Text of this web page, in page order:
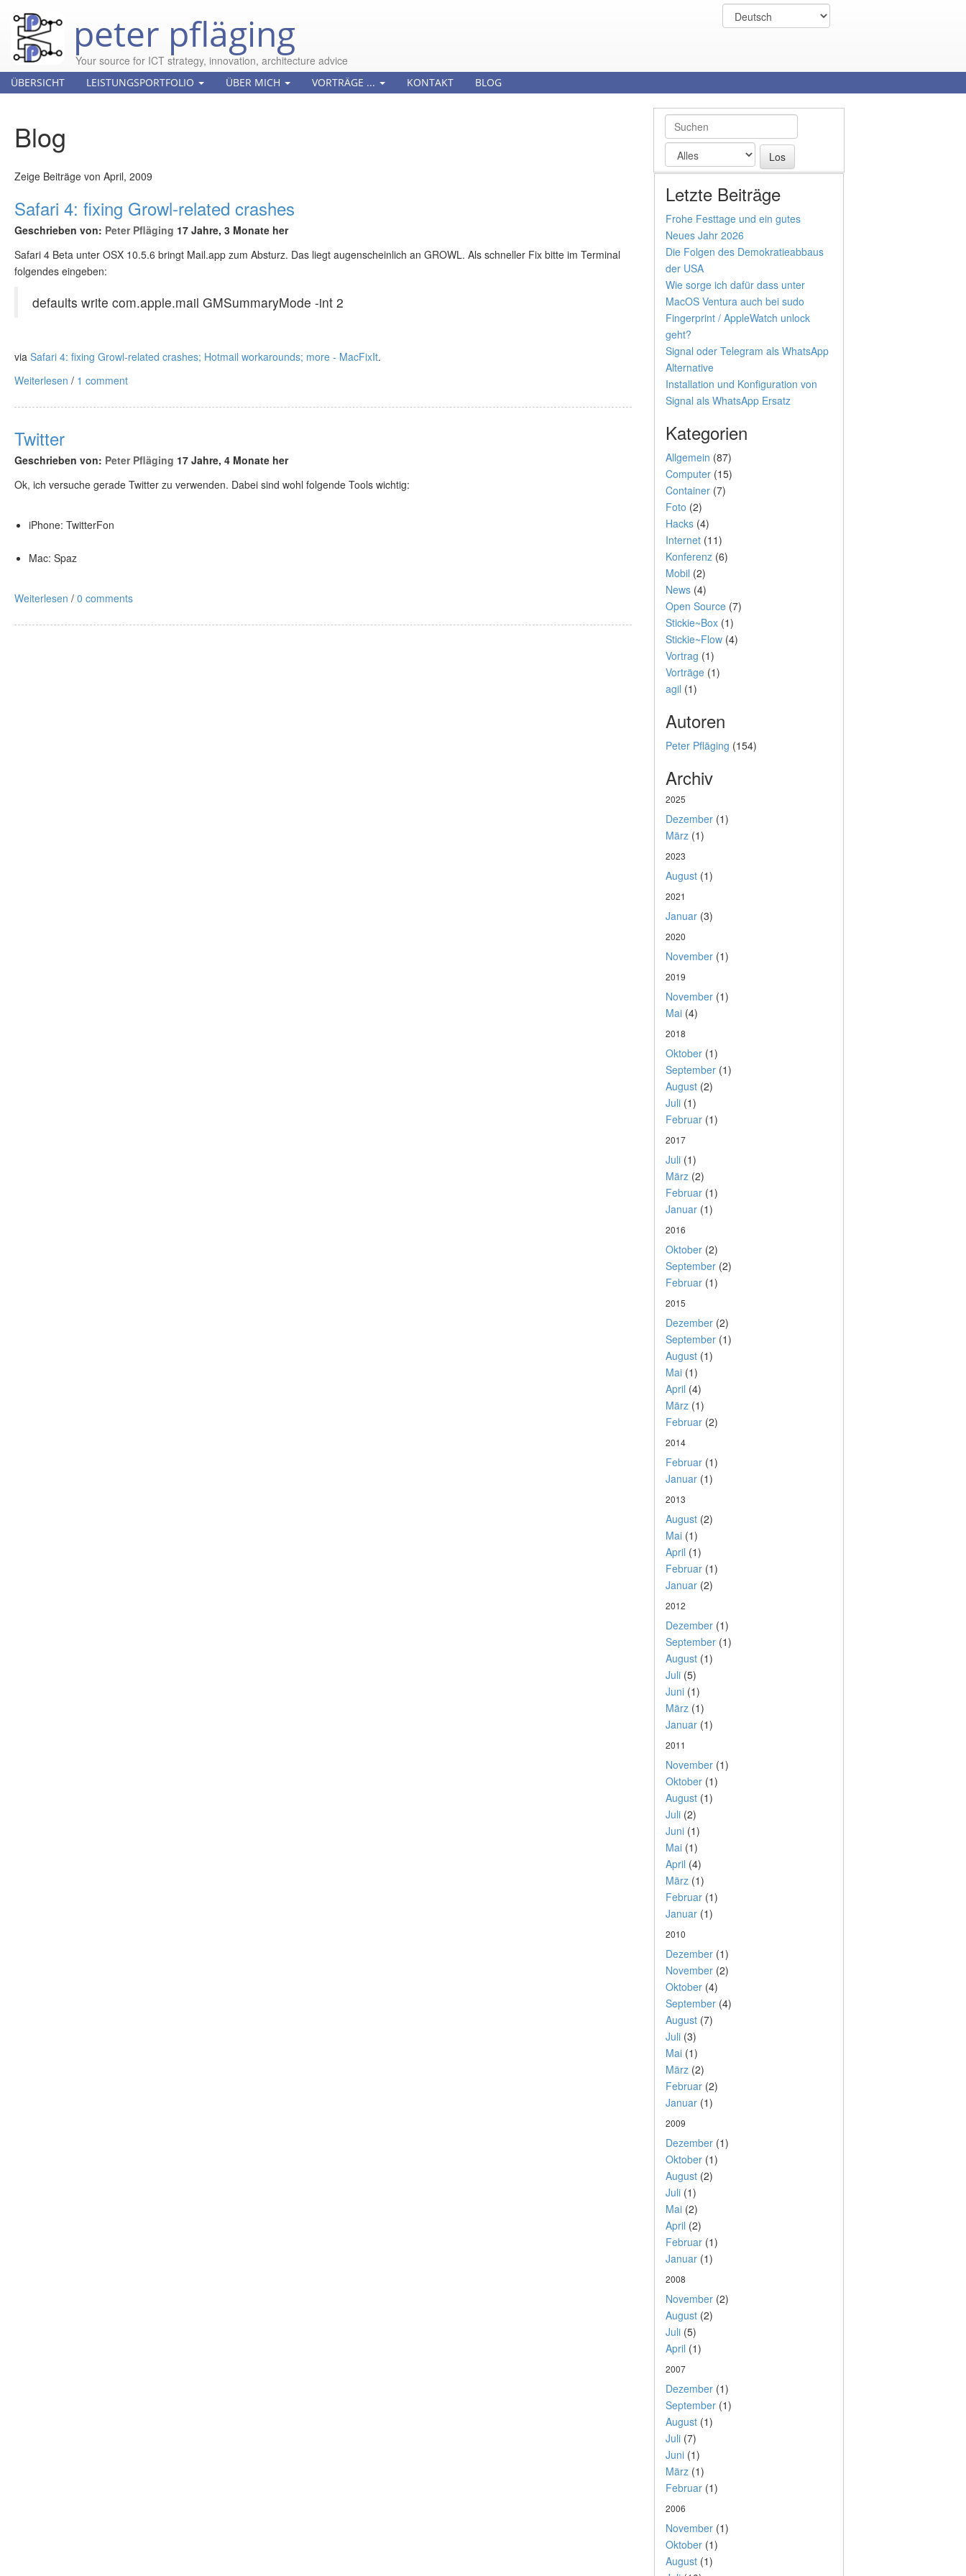
peter pfläging
Your source for ICT strategy, innovation, architecture advice
ÜBERSICHT LEISTUNGSPORTFOLIO ÜBER MICH VORTRÄGE ... KONTAKT BLOG
Blog
Zeige Beiträge von April, 2009
Safari 4: fixing Growl-related crashes
Geschrieben von: Peter Pfläging 17 Jahre, 3 Monate her
Safari 4 Beta unter OSX 10.5.6 bringt Mail.app zum Absturz. Das liegt augenscheinlich an GROWL. Als schneller Fix bitte im Terminal
folgendes eingeben:
defaults write com.apple.mail GMSummaryMode -int 2
via Safari 4: fixing Growl-related crashes; Hotmail workarounds; more - MacFixIt.
Weiterlesen / 1 comment
Twitter
Geschrieben von: Peter Pfläging 17 Jahre, 4 Monate her
Ok, ich versuche gerade Twitter zu verwenden. Dabei sind wohl folgende Tools wichtig:
iPhone: TwitterFon
Mac: Spaz
Weiterlesen / 0 comments
Letzte Beiträge
Frohe Festtage und ein gutes
Neues Jahr 2026
Die Folgen des Demokratieabbaus
der USA
Wie sorge ich dafür dass unter
MacOS Ventura auch bei sudo
Fingerprint / AppleWatch unlock
geht?
Signal oder Telegram als WhatsApp
Alternative
Installation und Konfiguration von
Signal als WhatsApp Ersatz
Kategorien
Allgemein (87)
Computer(15)
Container(7)
Foto (2)
Hacks(4)
Internet(11)
Konferenz(6)
Mobil (2)
News(4)
Open Source(7)
Stickie~Box(1)
Stickie~Flow(4)
Vortrag (1)
Vorträge(1)
agil (1)
Autoren
Peter Pfläging (154)
Archiv
2025
Dezember(1)
März(1)
2023
August(1)
2021
Januar(3)
2020
November(1)
2019
November(1)
Mai(4)
2018
Oktober(1)
September(1)
August(2)
Juli(1)
Februar(1)
2017
Juli(1)
März(2)
Februar(1)
Januar(1)
2016
Oktober(2)
September(2)
Februar(1)
2015
Dezember(2)
September(1)
August(1)
Mai(1)
April (4)
März(1)
Februar(2)
2014
Februar(1)
Januar(1)
2013
August(2)
Mai(1)
April (1)
Februar(1)
Januar(2)
2012
Dezember(1)
September(1)
August(1)
Juli(5)
Juni(1)
März(1)
Januar(1)
2011
November(1)
Oktober(1)
August(1)
Juli(2)
Juni(1)
Mai(1)
April (4)
März(1)
Februar(1)
Januar(1)
2010
Dezember(1)
November(2)
Oktober(4)
September(4)
August(7)
Juli(3)
Mai(1)
März(2)
Februar(2)
Januar(1)
2009
Dezember(1)
Oktober(1)
August(2)
Juli(1)
Mai(2)
April (2)
Februar(1)
Januar(1)
2008
November(2)
August(2)
Juli(5)
April (1)
2007
Dezember(1)
September(1)
August(1)
Juli(7)
Juni(1)
März(1)
Februar(1)
2006
November(1)
Oktober(1)
August(1)